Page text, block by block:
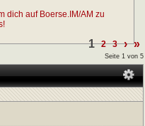
dich auf Boerse.IM/AM zu
1 2 3 › »
Seite 1 von 5